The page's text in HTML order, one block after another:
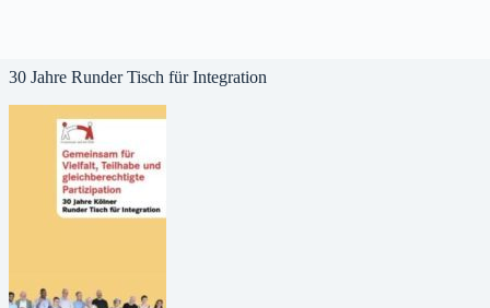
30 Jahre Runder Tisch für Integration